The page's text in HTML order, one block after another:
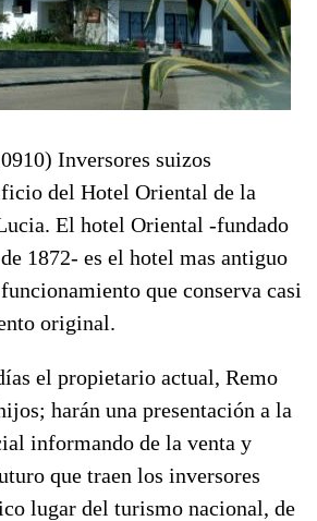
Inversores suizos
del Hotel Oriental de la
El hotel Oriental -fundado
1872- es el hotel mas antiguo
que conserva casi
original.
el propietario actual, Remo
harán una presentación a la
informando de la venta y
que traen los inversores
lugar del turismo nacional, de